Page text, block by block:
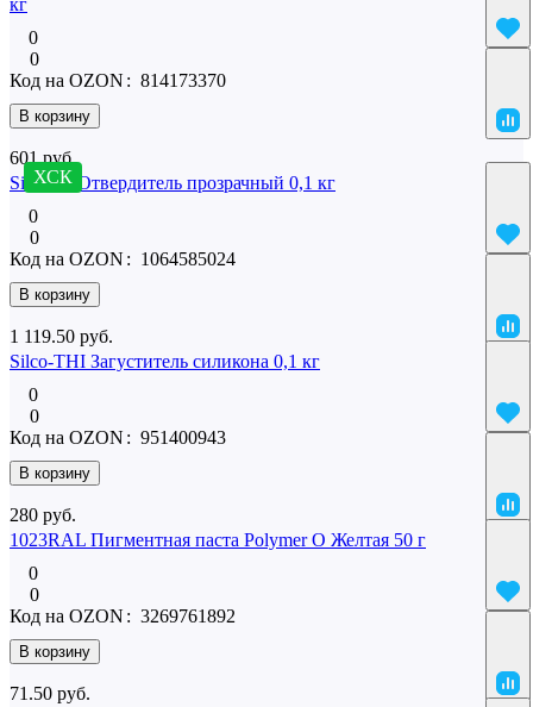
кг
0
0
В корзину
Код на OZON : 814173370
ХСК
601 руб.
SilcoTin Отвердитель прозрачный 0,1 кг
0
0
В корзину
Код на OZON : 1064585024
1 119.50 руб.
Silco-THI Загуститель силикона 0,1 кг
0
0
В корзину
Код на OZON : 951400943
280 руб.
1023RAL Пигментная паста Polymer O Желтая 50 г
0
0
В корзину
Код на OZON : 3269761892
71.50 руб.